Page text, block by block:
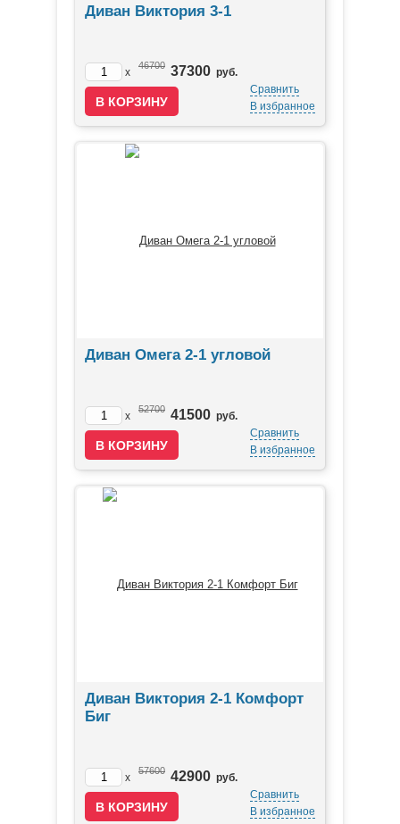
Диван Виктория 3-1
x
46700 37300 руб.
Сравнить
В избранное
Диван Омега 2-1 угловой
x
52700 41500 руб.
Сравнить
В избранное
Диван Виктория 2-1 Комфорт
Биг
x
57600 42900 руб.
Сравнить
В избранное